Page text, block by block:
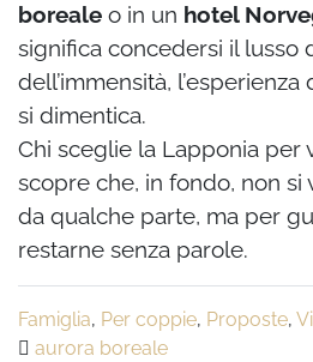
boreale o in un hotel
significa concedersi il lusso
dell’immensità,
si dimentica.
Chi sceglie la Lapponia per
scopre che, in fondo, non si
da qualche parte, ma per
restarne senza parole.
Famiglia, Per coppie, Proposte,
aurora boreale